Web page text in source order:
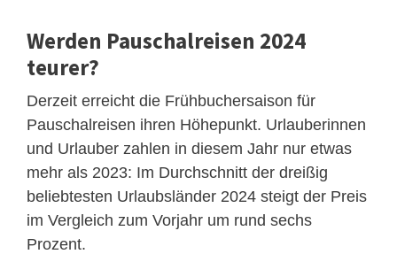
Werden Pauschalreisen 2024
teurer?
Derzeit erreicht die Frühbuchersaison für
Pauschalreisen ihren Höhepunkt. Urlauberinnen
und Urlauber zahlen in diesem Jahr nur etwas
mehr als 2023: Im Durchschnitt der dreißig
beliebtesten Urlaubsländer 2024 steigt der Preis
im Vergleich zum Vorjahr um rund sechs
Prozent.